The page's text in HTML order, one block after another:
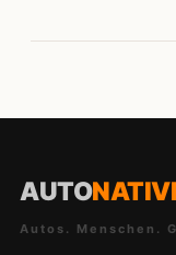
AUTO
Autos. Menschen.